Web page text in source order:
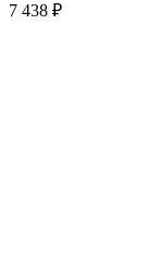
7 438 ₽